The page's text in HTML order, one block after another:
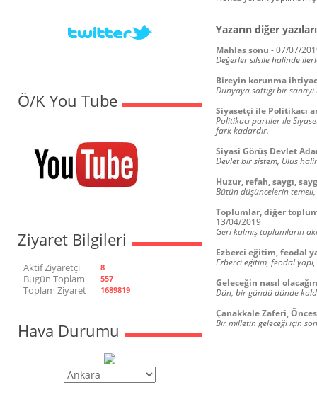
Ö/K You Tube
Ziyaret Bilgileri
Aktif Ziyaretçi 8
Bugün Toplam 557
Toplam Ziyaret 1689819
Hava Durumu
Yazarın diğer yazıları
Mahlas sonu -07/07/
Değerler silsile halinde
Bireyin korunma
Dünyaya sattığı bir
Siyasetçi ile Politikacı
Politikacı partiler ile
fark kadardır.
Siyasi Görüş Devlet
Devlet bir sistem, Ulus
Huzur, refah, saygı,
Bütün düşüncelerin
Toplumlar, diğer
13/04/2019
Geri kalmış toplumların
Ezberci eğitim, feodal
Ezberci eğitim, feodal
Geleceğin nasıl
Dün, bir gündü dünde
Çanakkale Zaferi,
Bir milletin geleceği için